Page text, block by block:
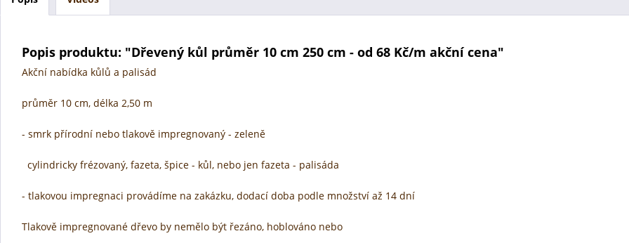
Popis produktu: "Dřevený kůl průměr 10 cm 250 cm - od 68 Kč/m akční cena"
Akční nabídka kůlů a palisád
průměr 10 cm, délka 2,50 m
- smrk přírodní nebo tlakově impregnovaný - zeleně
cylindricky frézovaný, fazeta, špice - kůl, nebo jen fazeta - palisáda
- tlakovou impregnaci provádíme na zakázku, dodací doba podle množství až 14 dní
Tlakově impregnované dřevo by nemělo být řezáno, hoblováno nebo